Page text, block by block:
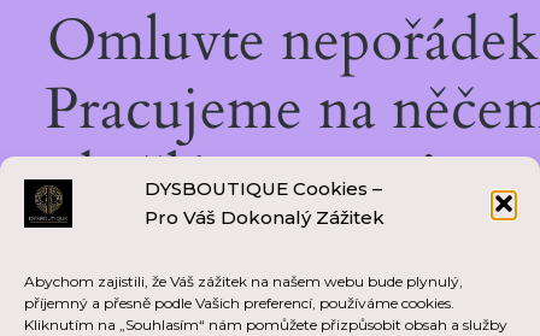
DYSBOUTIQUE Cookies –
Pro Váš Dokonalý Zážitek
Abychom zajistili, že Váš zážitek na našem webu bude plynulý,
příjemný a přesně podle Vašich preferencí, používáme cookies.
Kliknutím na „Souhlasím“ nám pomůžete přizpůsobit obsah a služby
Omluvte
Pracujeme na
skvělém — vraťte se
brzy zpět!